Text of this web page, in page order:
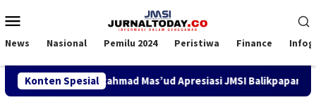
ke
Mobile
News Nasional Pemilu 2024 Peristiwa Finance
Konten SpesialRahmad Mas’ud Apresiasi JMSI Balikpapan,